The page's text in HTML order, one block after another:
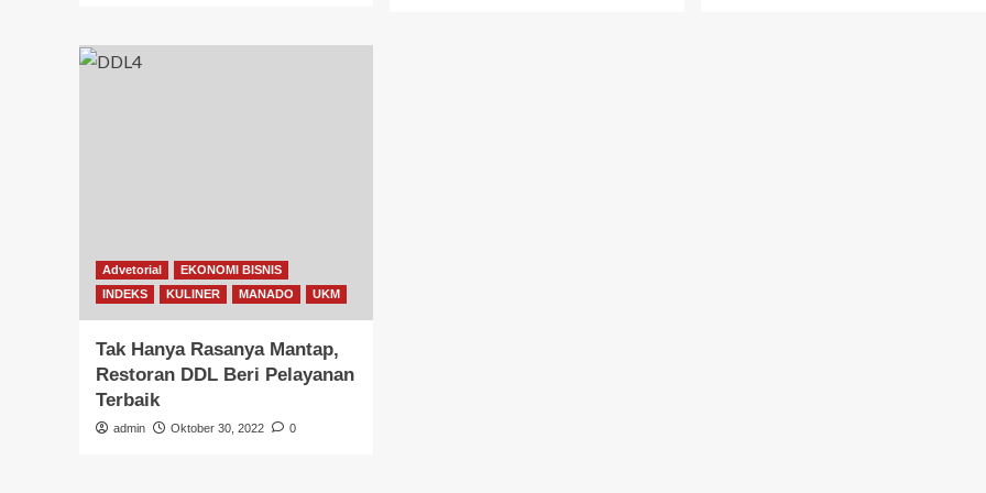
Advetorial
EKONOMI BISNIS
INDEKS
KULINER MANADO UKM
Tak Hanya Rasanya Mantap,
Restoran DDL Beri Pelayanan
Terbaik
admin Oktober 30, 2022 0